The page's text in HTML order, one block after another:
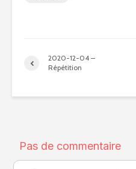
2020-12-04 –
Répétition